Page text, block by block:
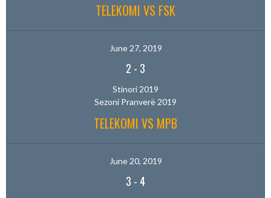
TELEKOMI VS FSK
June 27, 2019
2 - 3
Stinori 2019
Sezoni Pranverë 2019
TELEKOMI VS MPB
June 20, 2019
3 - 4